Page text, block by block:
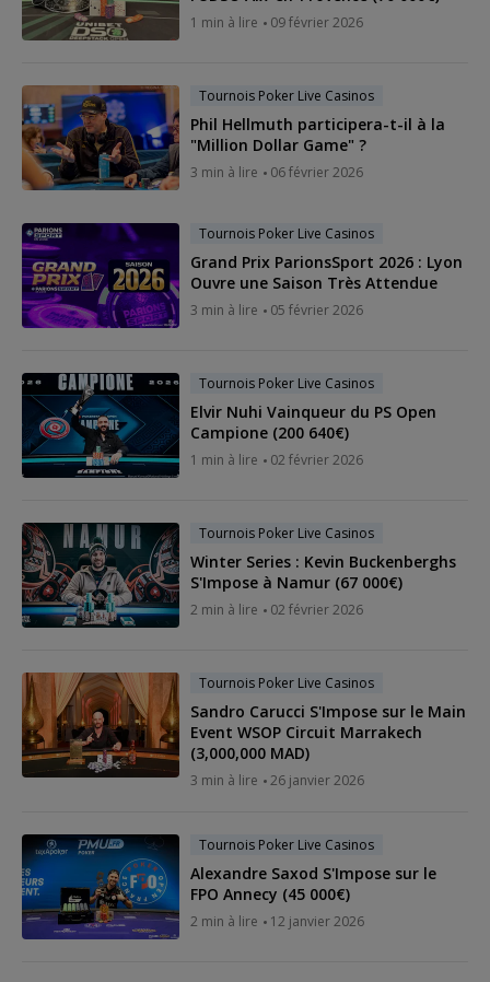
1 min à lire 09 février 2026
Tournois Poker Live Casinos
Phil Hellmuth participera-t-il à la
"Million Dollar Game" ?
3 min à lire 06 février 2026
Tournois Poker Live Casinos
Grand Prix ParionsSport 2026 : Lyon
Ouvre une Saison Très Attendue
3 min à lire 05 février 2026
Tournois Poker Live Casinos
Elvir Nuhi Vainqueur du PS Open
Campione (200 640€)
1 min à lire 02 février 2026
Tournois Poker Live Casinos
Winter Series : Kevin Buckenberghs
S'Impose à Namur (67 000€)
2 min à lire 02 février 2026
Tournois Poker Live Casinos
Sandro Carucci S'Impose sur le Main
Event WSOP Circuit Marrakech
(3,000,000 MAD)
3 min à lire 26 janvier 2026
Tournois Poker Live Casinos
Alexandre Saxod S'Impose sur le
FPO Annecy (45 000€)
2 min à lire 12 janvier 2026